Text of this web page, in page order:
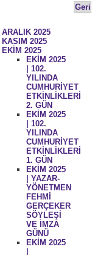
Geri
ARALIK 2025
KASIM 2025
EKİM 2025
EKİM 2025
| 102.
YILINDA
CUMHURİYET
ETKİNLİKLERİ
2. GÜN
EKİM 2025
| 102.
YILINDA
CUMHURİYET
ETKİNLİKLERİ
1. GÜN
EKİM 2025
| YAZAR-
YÖNETMEN
FEHMİ
GERÇEKER
SÖYLEŞİ
VE İMZA
GÜNÜ
EKİM 2025